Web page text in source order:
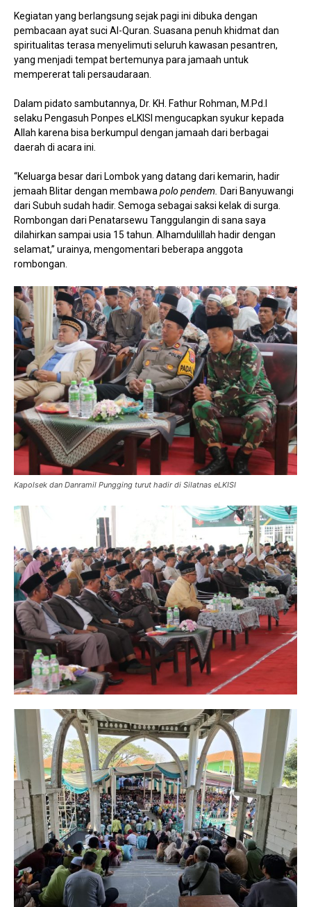
Kegiatan yang berlangsung sejak pagi ini dibuka dengan
pembacaan ayat suci Al-Quran. Suasana penuh khidmat dan
spiritualitas terasa menyelimuti seluruh kawasan pesantren,
yang menjadi tempat bertemunya para jamaah untuk
mempererat tali persaudaraan.
Dalam pidato sambutannya, Dr. KH. Fathur Rohman, M.Pd.I
selaku Pengasuh Ponpes eLKISI mengucapkan syukur kepada
Allah karena bisa berkumpul dengan jamaah dari berbagai
daerah di acara ini.
“Keluarga besar dari Lombok yang datang dari kemarin, hadir
jemaah Blitar dengan membawapolo pendem. Dari Banyuwangi
dari Subuh sudah hadir. Semoga sebagai saksi kelak di surga.
Rombongan dari Penatarsewu Tanggulangin di sana saya
dilahirkan sampai usia 15 tahun. Alhamdulillah hadir dengan
selamat,” urainya, mengomentari beberapa anggota
rombongan.
Kapolsek dan Danramil Pungging turut hadir di Silatnas eLKISI